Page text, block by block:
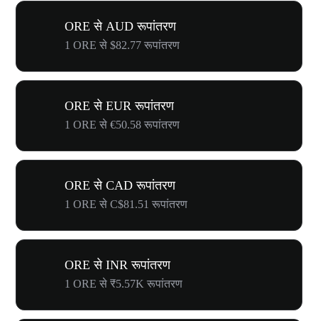
ORE से AUD रूपांतरण
1 ORE से $82.77 रूपांतरण
ORE से EUR रूपांतरण
1 ORE से €50.58 रूपांतरण
ORE से CAD रूपांतरण
1 ORE से C$81.51 रूपांतरण
ORE से INR रूपांतरण
1 ORE से ₹5.57K रूपांतरण